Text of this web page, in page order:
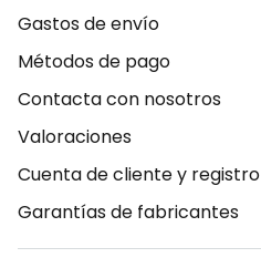
Gastos de envío
Métodos de pago
Contacta con nosotros
Valoraciones
Cuenta de cliente y registro
Garantías de fabricantes